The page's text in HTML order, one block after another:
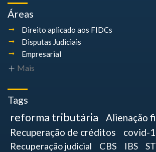
Áreas
Direito aplicado aos FIDCs
Disputas Judiciais
Empresarial
Mais
Tags
reforma tributária
Alienação
Recuperação de créditos
covid-
Recuperação judicial CBS IBS